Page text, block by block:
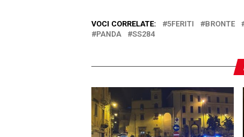
VOCI CORRELATE: 5FERITI BRONTE
PANDA
SS284